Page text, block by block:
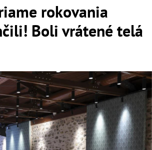
rokovania
Boli vrátené telá